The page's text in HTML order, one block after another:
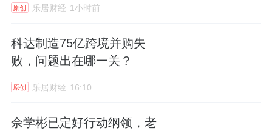
原创 乐居财经 1小时前
科达制造75亿跨境并购失
败，问题出在哪一关？
原创 乐居财经 16:10
佘学彬已定好行动纲领，老